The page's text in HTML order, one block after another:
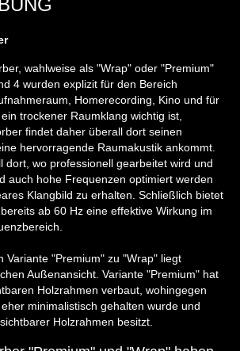
wahlweise als "Wrap" oder "Premium"
4 wurden explizit für den Bereich
Homerecording, Kino und für
trockener Raumklang wichtig ist,
findet daher überall dort seinen
hervorragende Raumakustik ankommt.
dort, wo professionell gearbeitet wird und
auch hohe Frequenzen optimiert werden
Klangbild zu erhalten. Schließlich bietet
ab 60 Hz eine effektive Wirkung im
Variante "Premium" zu "Wrap" liegt
Außenansicht. Variante "Premium" hat
Holzrahmen verbaut, wohingegen
minimalistisch gehalten wurde und
Holzrahmen besitzt.